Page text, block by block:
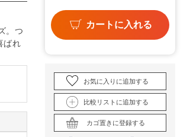
。つ
ばれ
カートに入れる
お気に入りに追加する
比較リストに追加する
カゴ置きに登録する